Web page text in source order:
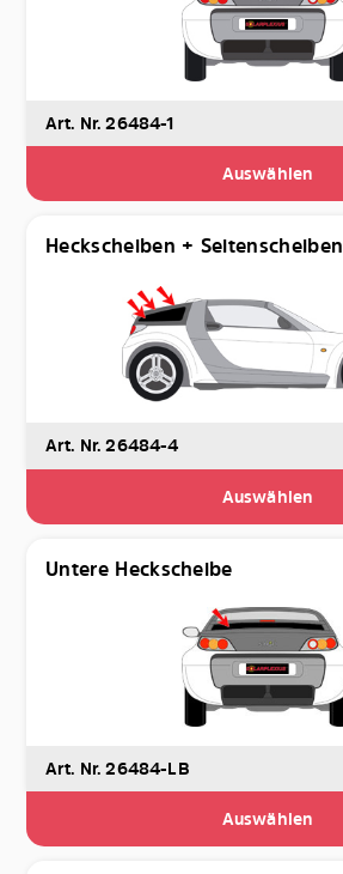
Art. Nr. 26484-1
Auswählen
Heckscheiben + Seitenscheiben
Art. Nr. 26484-4
Auswählen
Untere Heckscheibe
Art. Nr. 26484-LB
Auswählen